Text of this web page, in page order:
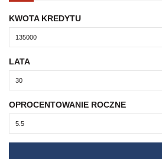
KWOTA KREDYTU
LATA
OPROCENTOWANIE ROCZNE